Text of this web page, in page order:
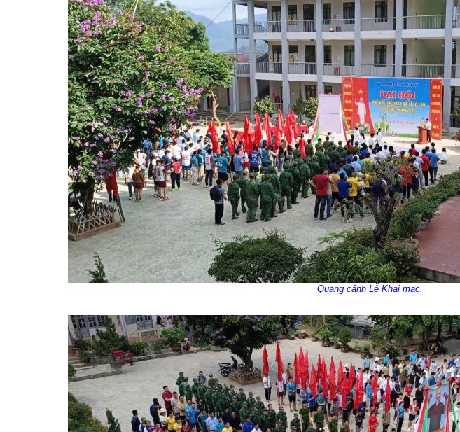
Quang cảnh Lễ Khai mạc.